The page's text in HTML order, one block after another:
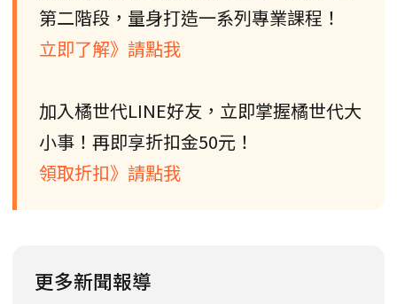
第二階段，量身打造一系列專業課程！
立即了解》請點我
加入橘世代LINE好友，立即掌握橘世代大
小事！再即享折扣金50元！
領取折扣》請點我
更多新聞報導